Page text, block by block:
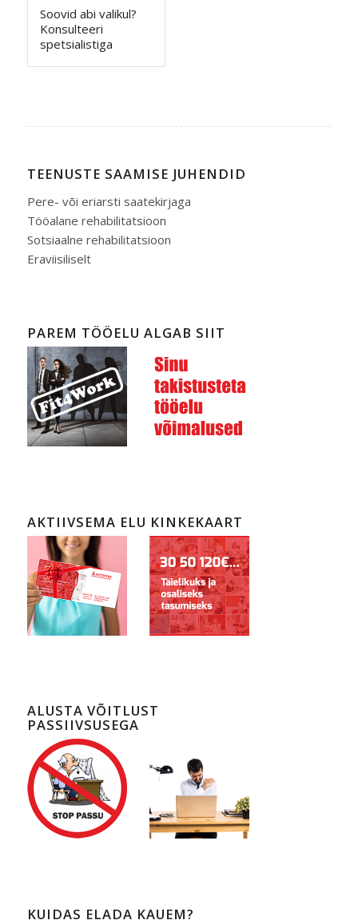
Soovid abi valikul?
Konsulteeri
spetsialistiga
TEENUSTE SAAMISE JUHENDID
Pere- või eriarsti saatekirjaga
Tööalane rehabilitatsioon
Sotsiaalne rehabilitatsioon
Eraviisiliselt
PAREM TÖÖELU ALGAB SIIT
AKTIIVSEMA ELU KINKEKAART
ALUSTA VÕITLUST
PASSIIVSUSEGA
KUIDAS ELADA KAUEM?